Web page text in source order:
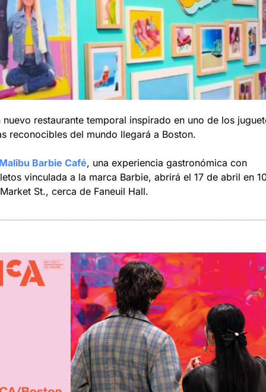
nuevo restaurante temporal inspirado en uno de los
reconocibles del mundo llegará a Boston.
Barbie Café, una experiencia gastronómica con
vinculada a la marca Barbie, abrirá el 17 de abril en
St., cerca de Faneuil Hall.